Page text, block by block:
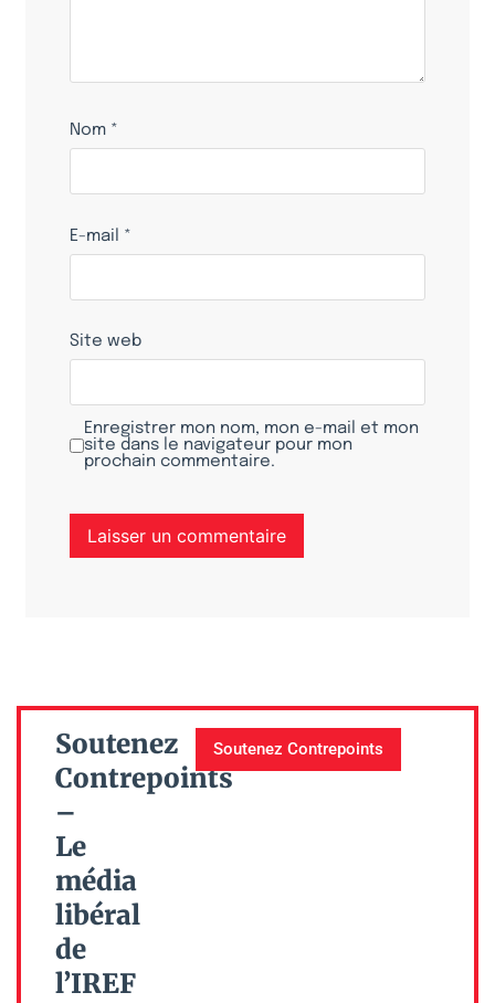
Nom *
E-mail *
Site web
Enregistrer mon nom, mon e-mail et mon
site dans le navigateur pour mon
prochain commentaire.
Soutenez
Contrepoints
–
Le
média
libéral
de
l’IREF
Soutenez Contrepoints